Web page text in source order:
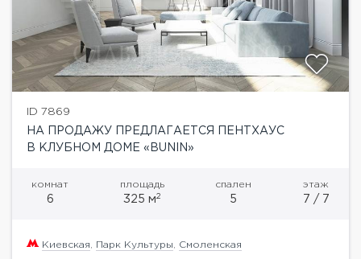
ID 7869
НА ПРОДАЖУ ПРЕДЛАГАЕТСЯ ПЕНТХАУС
В КЛУБНОМ ДОМЕ «BUNIN»
комнат
6
площадь
325 м2
спален
5
этаж
7 / 7
Киевская Парк Культуры Смоленская